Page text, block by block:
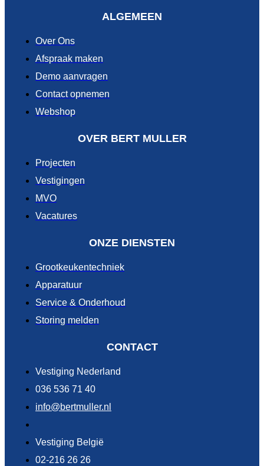
ALGEMEEN
Over Ons
Afspraak maken
Demo aanvragen
Contact opnemen
Webshop
OVER BERT MULLER
Projecten
Vestigingen
MVO
Vacatures
ONZE DIENSTEN
Grootkeukentechniek
Apparatuur
Service & Onderhoud
Storing melden
CONTACT
Vestiging Nederland
036 536 71 40
info@bertmuller.nl
Vestiging België
02-216 26 26